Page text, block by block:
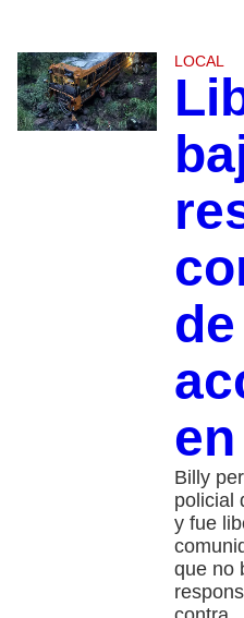
LOCAL
Billy
policial
y fue
que no